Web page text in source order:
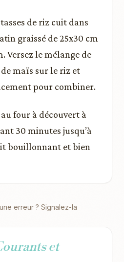
de riz cuit dans
graissé de 25x30 cm
Versez le mélange de
maïs sur le riz et
pour combiner.
four à découvert à
30 minutes jusqu’à
bouillonnant et bien
erreur ? Signalez-la
et